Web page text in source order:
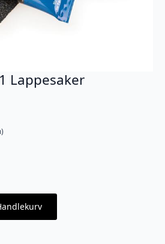
Lappesaker